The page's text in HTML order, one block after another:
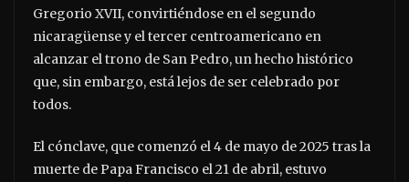
Gregorio XVII, convirtiéndose en el segundo
nicaragüense y el tercer centroamericano en
alcanzar el trono de San Pedro, un hecho histórico
que, sin embargo, está lejos de ser celebrado por
todos.
El cónclave, que comenzó el 4 de mayo de 2025 tras la
muerte de Papa Francisco el 21 de abril, estuvo